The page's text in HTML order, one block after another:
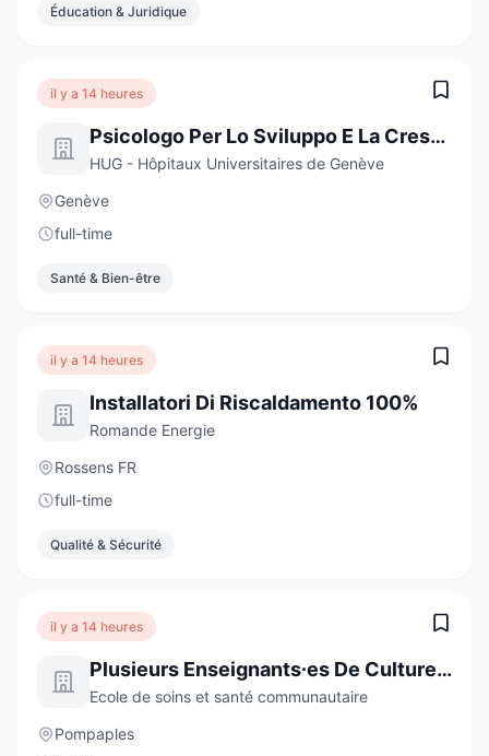
Éducation & Juridique
il y a 14 heures
Psicologo Per Lo Sviluppo E La Crescita
HUG - Hôpitaux Universitaires de Genève
Genève
full-time
Santé & Bien-être
il y a 14 heures
Installatori Di Riscaldamento 100%
Romande Energie
Rossens FR
full-time
Qualité & Sécurité
il y a 14 heures
Plusieurs Enseignants∙es De Culture Générale De 60 À 100 %
Ecole de soins et santé communautaire
Pompaples